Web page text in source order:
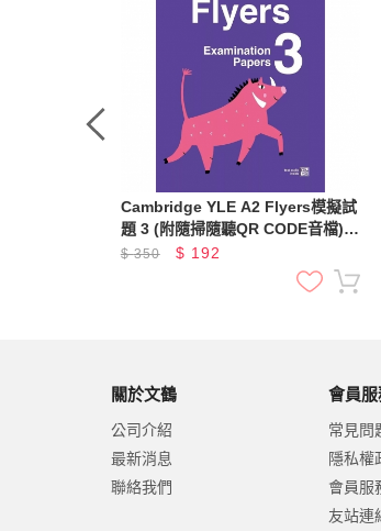
Cambridge YLE A2 Flyers模擬試
題 3 (附隨掃隨聽QR CODE音檔)
(A2 Flyers)
$350 $ 192
關於文鶴
公司介紹
最新消息
聯絡我們
會員
常見問
隱私權
會員服
友站連